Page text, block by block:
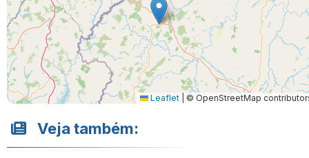
Leaflet © OpenStreetMap
Veja também: